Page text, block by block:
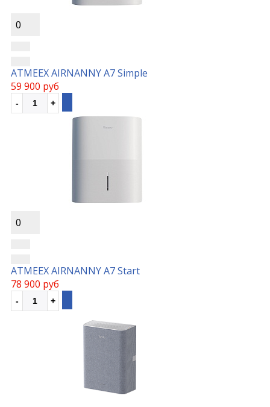
0
ATMEEX AIRNANNY A7 Simple
59 900 руб
0
ATMEEX AIRNANNY A7 Start
78 900 руб